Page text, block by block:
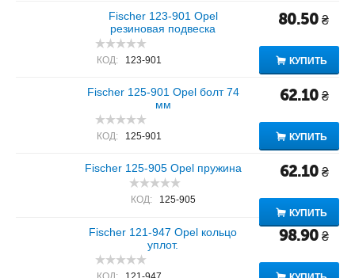
Fischer 123-901 Opel
резиновая подвеска
КОД: 123-901
80.50 ₴
КУПИТЬ
Fischer 125-901 Opel болт 74
мм
КОД: 125-901
62.10 ₴
КУПИТЬ
Fischer 125-905 Opel пружина
КОД: 125-905
62.10 ₴
КУПИТЬ
Fischer 121-947 Opel кольцо
уплот.
98.90 ₴